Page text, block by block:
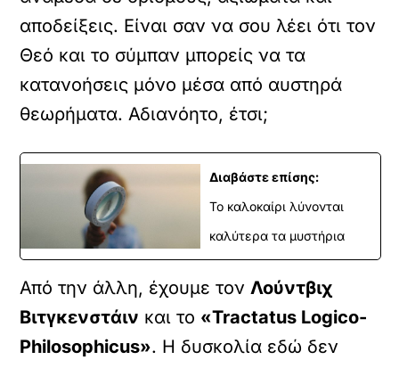
αποδείξεις. Είναι σαν να σου λέει ότι τον
Θεό και το σύμπαν μπορείς να τα
κατανοήσεις μόνο μέσα από αυστηρά
θεωρήματα. Αδιανόητο, έτσι;
Διαβάστε επίσης:
Το καλοκαίρι λύνονται
καλύτερα τα μυστήρια
Από την άλλη, έχουμε τονΛούντβιχ
Βιτγκενστάιν και το «Tractatus Logico-
Philosophicus». Η δυσκολία εδώ δεν